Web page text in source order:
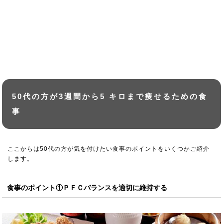
50代の方が3週間から5 キロまで痩せるための食
事
ここからは50代の方が気を付けたい食事のポイントをいくつかご紹介
します。
食事のポイント①ＰＦＣバランスを適切に維持する